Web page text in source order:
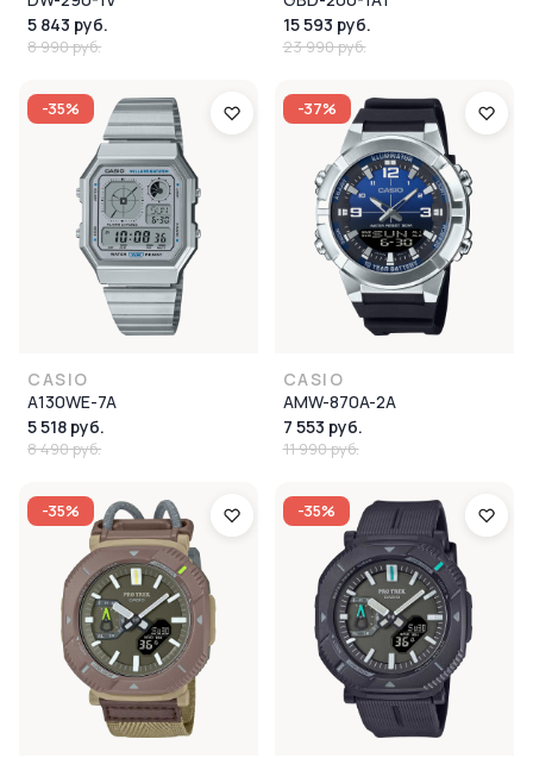
5 843 руб.
8 990 руб.
15 593 руб.
23 990 руб.
-35%
CASIO
A130WE-7A
5 518 руб.
8 490 руб.
-37%
CASIO
AMW-870A-2A
7 553 руб.
11 990 руб.
-35% -35%